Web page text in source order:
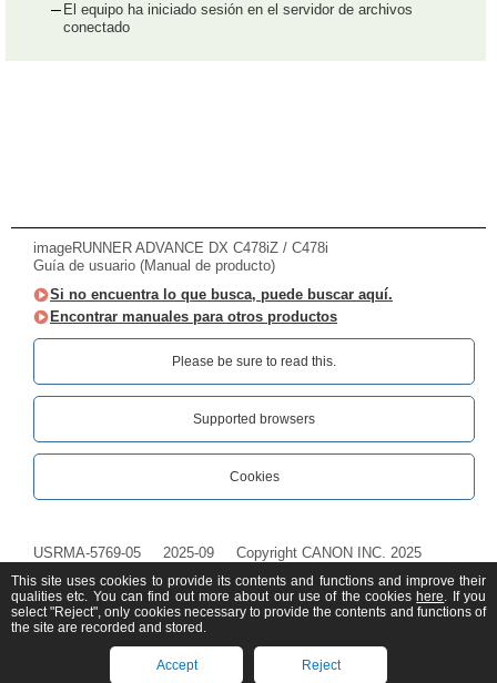
El equipo ha iniciado sesión en el servidor de archivos
conectado
imageRUNNER ADVANCE DX C478iZ / C478i
Guía de usuario (Manual de producto)
Si no encuentra lo que busca, puede buscar aquí.
Encontrar manuales para otros productos
Please be sure to read this.‎
Supported browsers
Cookies
USRMA-5769-05 2025-09 Copyright CANON INC. 2025
This site uses cookies to provide its contents and functions and improve their
qualities etc. You can find out more about our use of the cookies here. If you
select "Reject", only cookies necessary to provide the contents and functions of
the site are recorded and stored.
Accept Reject